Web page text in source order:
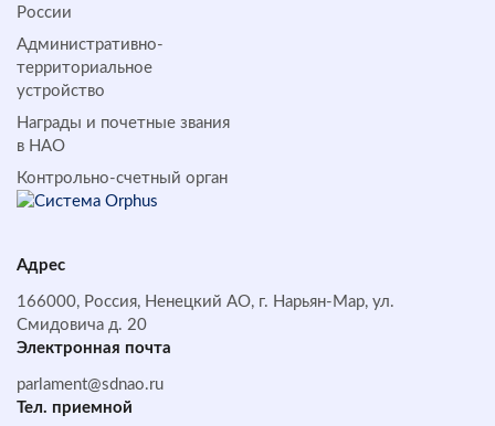
России
Административно-
территориальное
устройство
Награды и почетные звания
в НАО
Контрольно-счетный орган
Адрес
166000, Россия, Ненецкий АО, г. Нарьян-Мар, ул.
Смидовича д. 20
Электронная почта
parlament@sdnao.ru
Тел. приемной